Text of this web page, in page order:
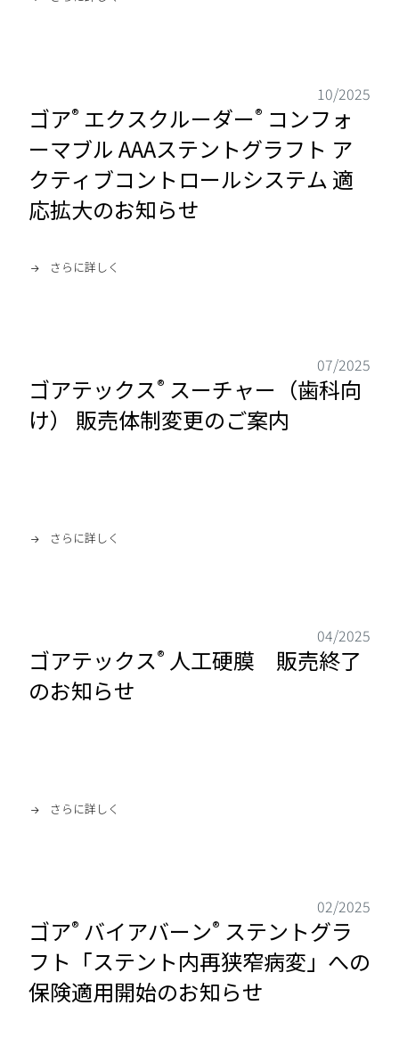
10/2025
ゴア® エクスクルーダー® コンフォ
ーマブル AAAステントグラフト ア
クティブコントロールシステム 適
応拡大のお知らせ
さらに詳しく
07/2025
ゴアテックス® スーチャー（歯科向
け） 販売体制変更のご案内
さらに詳しく
04/2025
ゴアテックス® 人工硬膜 販売終了
のお知らせ
さらに詳しく
02/2025
ゴア® バイアバーン® ステントグラ
フト「ステント内再狭窄病変」への
保険適用開始のお知らせ